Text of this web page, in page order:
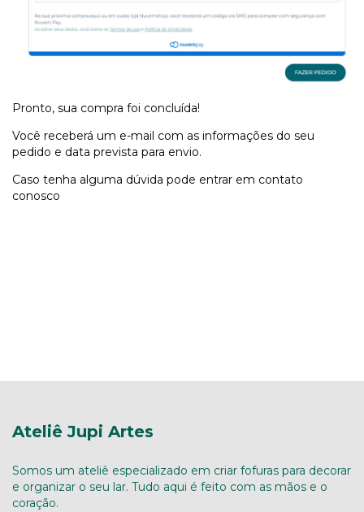
Pronto, sua compra foi concluída!
Você receberá um e-mail com as informações do seu
pedido e data prevista para envio.
Caso tenha alguma dúvida pode entrar em contato
conosco
Ateliê Jupi Artes
Somos um ateliê especializado em criar fofuras para decorar
e organizar o seu lar. Tudo aqui é feito com as mãos e o
coração.